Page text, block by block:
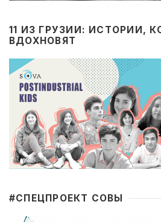
11 ИЗ ГРУЗИИ: ИСТОРИИ,
ВДОХНОВЯТ
#CПЕЦПРОЕКТ СОВЫ